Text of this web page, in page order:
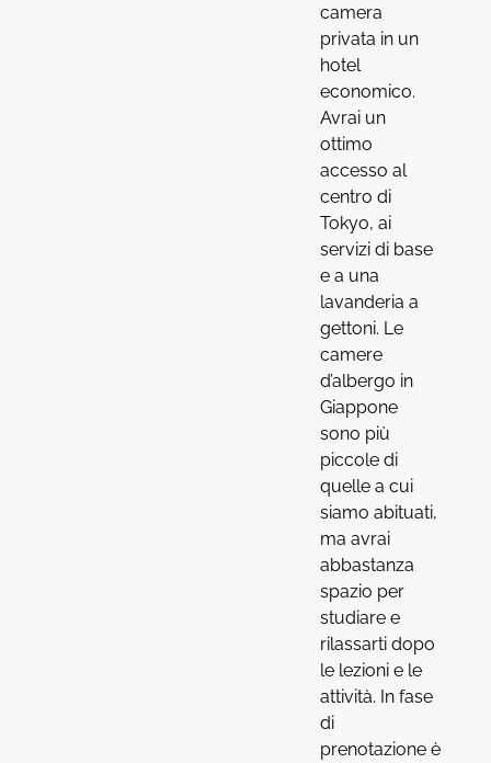
camera
privata in un
hotel
economico.
Avrai un
ottimo
accesso al
centro di
Tokyo, ai
servizi di base
e a una
lavanderia a
gettoni. Le
camere
d’albergo in
Giappone
sono più
piccole di
quelle a cui
siamo abituati,
ma avrai
abbastanza
spazio per
studiare e
rilassarti dopo
le lezioni e le
attività. In fase
di
prenotazione è